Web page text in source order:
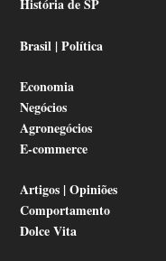
História de SP
Brasil | Política
Economia
Negócios
Agronegócios
E-commerce
Artigos | Opiniões
Comportamento
Dolce Vita